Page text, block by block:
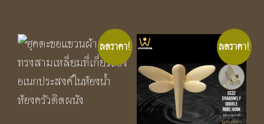
ลดราคา! ลดราคา!